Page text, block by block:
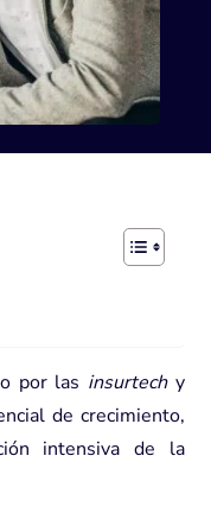
por las insurtechy
de crecimiento,
intensiva de la